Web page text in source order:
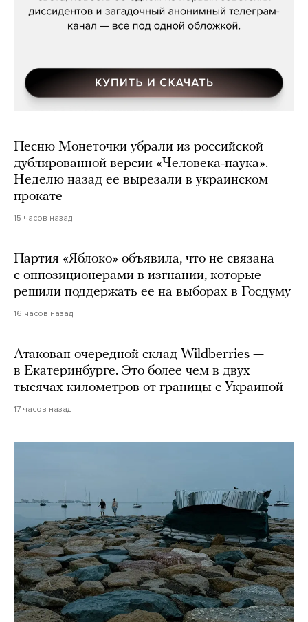
Песню Монеточки убрали из российской
дублированной версии «Человека-паука».
Неделю назад ее вырезали в украинском
прокате
15 часов назад
Партия «Яблоко» объявила, что не связана
с оппозиционерами в изгнании, которые
решили поддержать ее на выборах в Госдуму
16 часов назад
Атакован очередной склад Wildberries —
в Екатеринбурге. Это более чем в двух
тысячах километров от границы с Украиной
17 часов назад